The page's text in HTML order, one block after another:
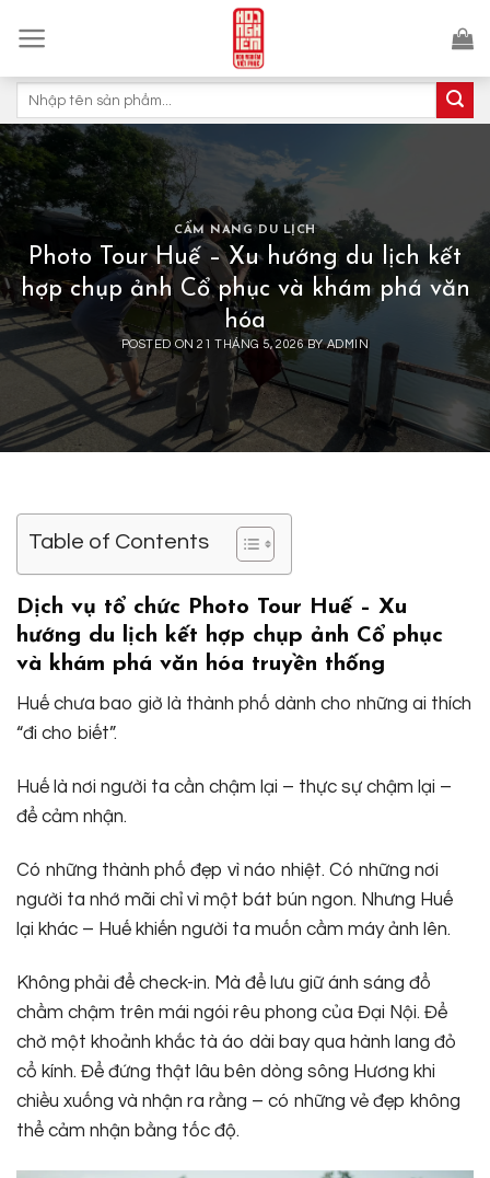
CẨM NANG DU LỊCH
Photo Tour Huế – Xu hướng du lịch kết
hợp chụp ảnh Cổ phục và khám phá văn
hóa
POSTED ON21 THÁNG 5, 2026BYADMIN
Table of Contents
Dịch vụ tổ chức Photo Tour Huế – Xu
hướng du lịch kết hợp chụp ảnh Cổ phục
và khám phá văn hóa truyền thống
Huế chưa bao giờ là thành phố dành cho những ai thích
“đi cho biết”.
Huế là nơi người ta cần chậm lại – thực sự chậm lại –
để cảm nhận.
Có những thành phố đẹp vì náo nhiệt. Có những nơi
người ta nhớ mãi chỉ vì một bát bún ngon. Nhưng Huế
lại khác – Huế khiến người ta muốn cầm máy ảnh lên.
Không phải để check-in. Mà để lưu giữ ánh sáng đổ
chầm chậm trên mái ngói rêu phong của Đại Nội. Để
chờ một khoảnh khắc tà áo dài bay qua hành lang đỏ
cổ kính. Để đứng thật lâu bên dòng sông Hương khi
chiều xuống và nhận ra rằng – có những vẻ đẹp không
thể cảm nhận bằng tốc độ.